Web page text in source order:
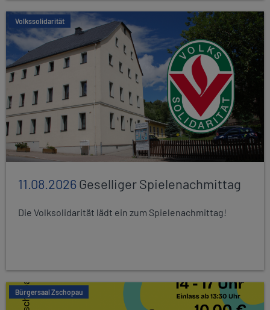
Volkssolidarität
11.08.2026Geselliger Spielenachmittag
Die Volksolidarität lädt ein zum Spielenachmittag!
Bürgersaal Zschopau